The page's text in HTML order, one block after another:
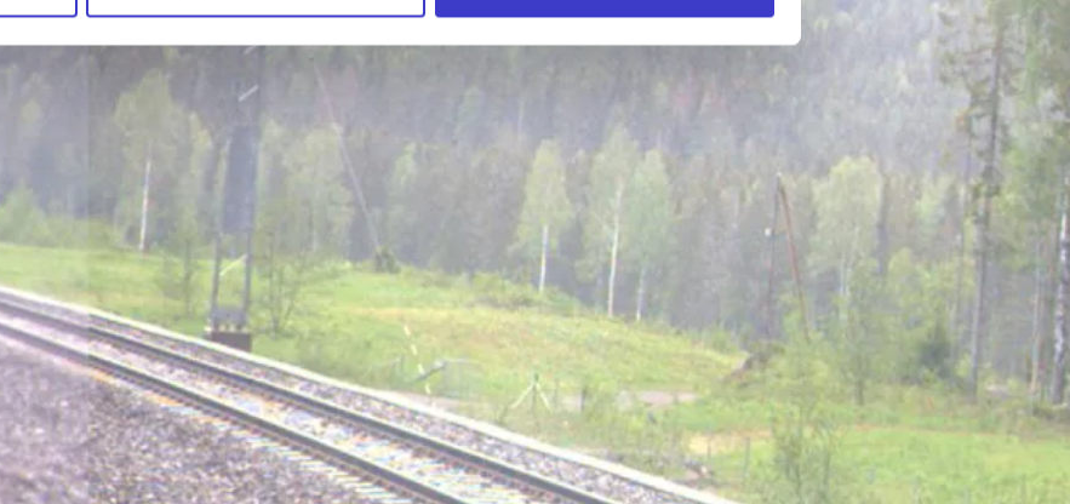
Informasjonskapsler (Cookies)